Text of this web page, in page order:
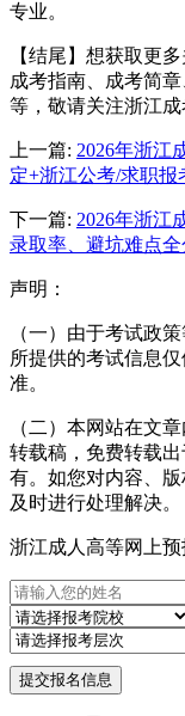
专业。
【结尾】想获取更
成考指南、成考简
等，敬请关注浙江成
上一篇: 2026年浙江
定+浙江公考/求职报
下一篇: 2026年浙江
录取率、避坑难点
声明：
（一）由于考试政
所提供的考试信息
准。
（二）本网站在文
转载稿，免费转载
有。如您对内容、
及时进行处理解决。
浙江成人高等网上预
提交报名信息